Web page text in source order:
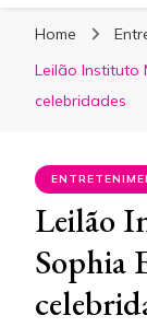
Home
Leilão Instituto
celebridades
Leilão
Sophia